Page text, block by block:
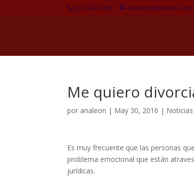
983 262 389
Me quiero
por analeon | May 30, 2016 | Noticias
Es muy frecuente que las personas
problema emocional que están
jurídicas.